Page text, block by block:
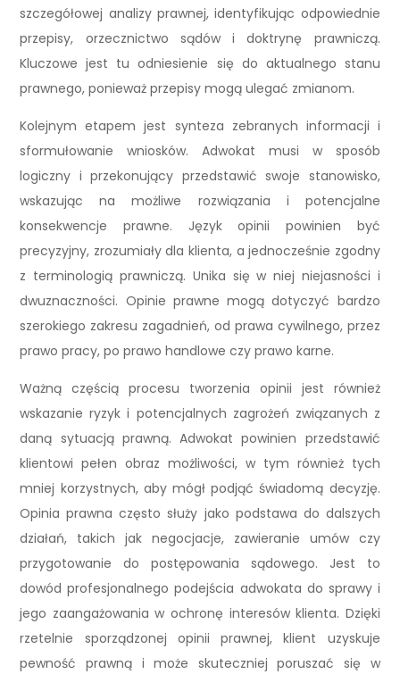
szczegółowej analizy prawnej, identyfikując odpowiednie
przepisy, orzecznictwo sądów i doktrynę prawniczą.
Kluczowe jest tu odniesienie się do aktualnego stanu
prawnego, ponieważ przepisy mogą ulegać zmianom.
Kolejnym etapem jest synteza zebranych informacji i
sformułowanie wniosków. Adwokat musi w sposób
logiczny i przekonujący przedstawić swoje stanowisko,
wskazując na możliwe rozwiązania i potencjalne
konsekwencje prawne. Język opinii powinien być
precyzyjny, zrozumiały dla klienta, a jednocześnie zgodny
z terminologią prawniczą. Unika się w niej niejasności i
dwuznaczności. Opinie prawne mogą dotyczyć bardzo
szerokiego zakresu zagadnień, od prawa cywilnego, przez
prawo pracy, po prawo handlowe czy prawo karne.
Ważną częścią procesu tworzenia opinii jest również
wskazanie ryzyk i potencjalnych zagrożeń związanych z
daną sytuacją prawną. Adwokat powinien przedstawić
klientowi pełen obraz możliwości, w tym również tych
mniej korzystnych, aby mógł podjąć świadomą decyzję.
Opinia prawna często służy jako podstawa do dalszych
działań, takich jak negocjacje, zawieranie umów czy
przygotowanie do postępowania sądowego. Jest to
dowód profesjonalnego podejścia adwokata do sprawy i
jego zaangażowania w ochronę interesów klienta. Dzięki
rzetelnie sporządzonej opinii prawnej, klient uzyskuje
pewność prawną i może skuteczniej poruszać się w